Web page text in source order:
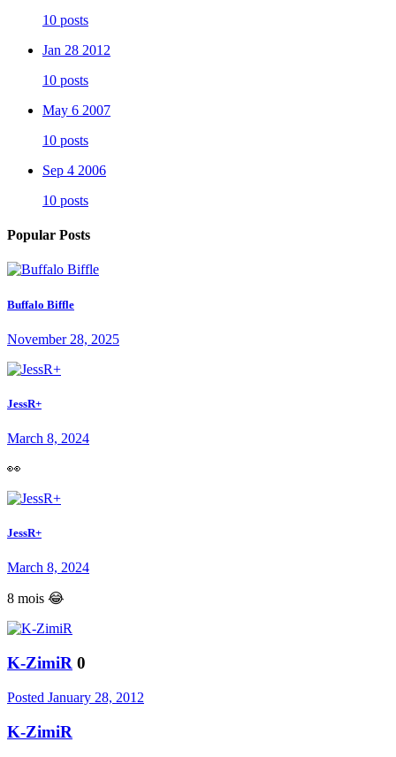
10 posts
Jan 28 2012
10 posts
May 6 2007
10 posts
Sep 4 2006
10 posts
Popular Posts
Buffalo Biffle
November 28, 2025
JessR+
March 8, 2024
👀
JessR+
March 8, 2024
8 mois 😂
K-ZimiR 0
Posted January 28, 2012
K-ZimiR